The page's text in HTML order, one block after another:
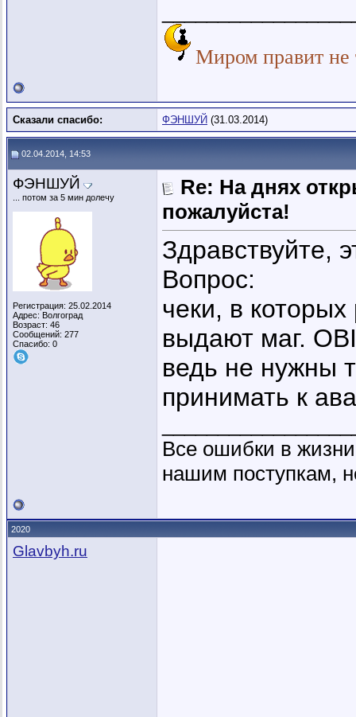
Миром правит не
Сказали спасибо: ФЭНШУЙ (31.03.2014)
02.04.2014, 14:53
ФЭНШУЙ
... потом за 5 мин долечу
Регистрация: 25.02.2014
Адрес: Волгоград
Возраст: 46
Сообщений: 277
Спасибо: 0
Re: На днях
пожалуйста!
Здравствуйте,
Вопрос:
чеки, в
выдают маг.
ведь не нужны
принимать к
Все ошибки в
нашим поступкам,
2020
Glavbyh.ru